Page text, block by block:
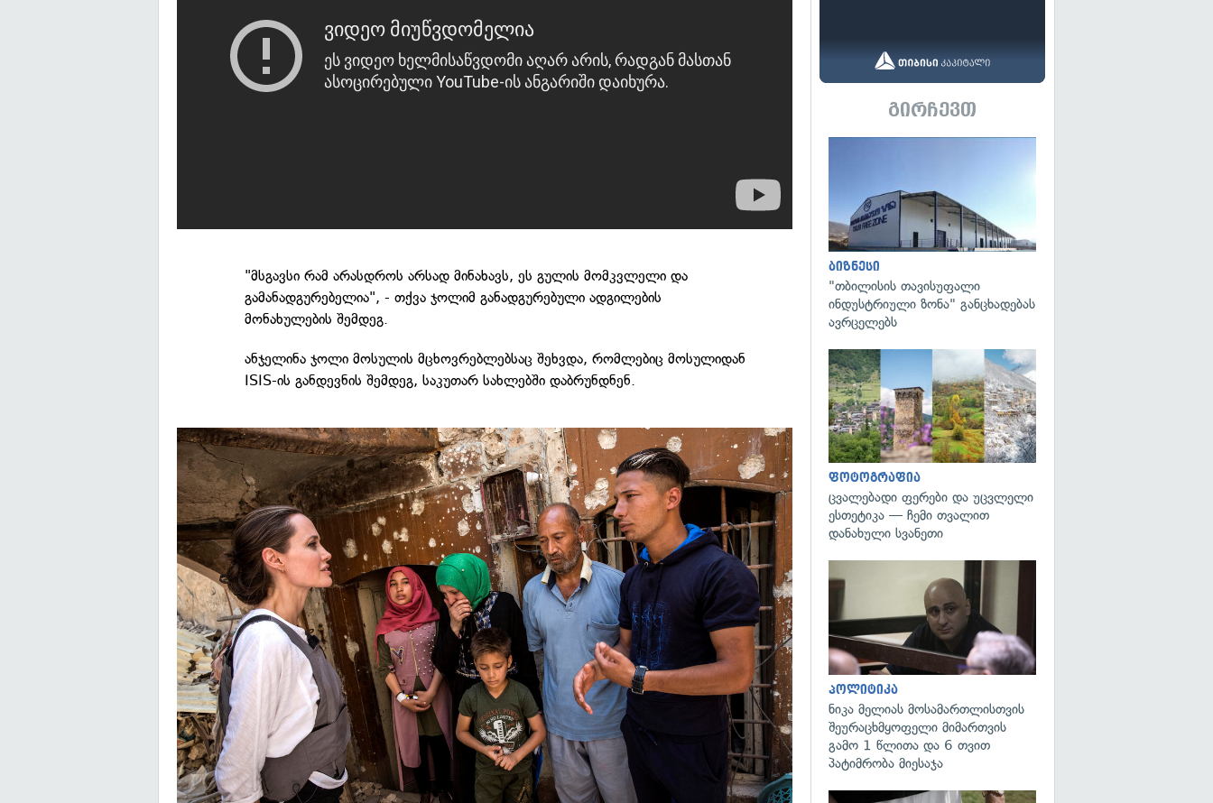
"მსგავსი რამ არასდროს არსად მინახავს, ეს გულის მომკვლელი და
გამანადგურებელია", - თქვა ჯოლიმ განადგურებული ადგილების
მონახულების შემდეგ.
ანჯელინა ჯოლი მოსულის მცხოვრებლებსაც შეხვდა, რომლებიც მოსულიდან
ISIS-ის განდევნის შემდეგ, საკუთარ სახლებში დაბრუნდნენ.
გირჩევთ
ბიზნესი
"თბილისის თავისუფალი
ინდუსტრიული ზონა" განცხადებას
ავრცელებს
ფოტოგრაფია
ცვალებადი ფერები და უცვლელი
ესთეტიკა — ჩემი თვალით
დანახული სვანეთი
პოლიტიკა
ნიკა მელიას მოსამართლისთვის
შეურაცხმყოფელი მიმართვის
გამო 1 წლითა და 6 თვით
პატიმრობა მიესაჯა